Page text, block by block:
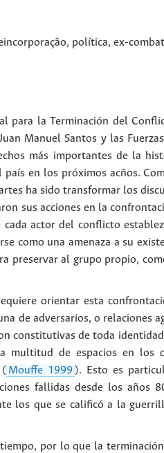
, política, ex-
para la Terminación del
Manuel Santos y las
más importantes de la
país en los próximos acños.
ha sido transformar los
sus acciones en la
cada actor del conflicto
como una amenaza a su
preservar al grupo propio,
orientar esta
de adversarios, o relaciones
constitutivas de toda
multitud de espacios en los
( Mouffe 1999 ). Esto es
fallidas desde los años
los que se calificó a la
por lo que la